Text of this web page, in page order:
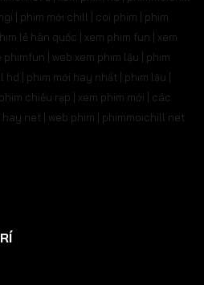
| phim mới chill | coi phim | phim
lẻ hàn quốc | xem phim fun | xem
| web xem phim lậu | phim
| phim mới hay nhất | phim lậu |
chiếu rạp | xem phim mới | các
hay.net | web phim | phimmoichill net